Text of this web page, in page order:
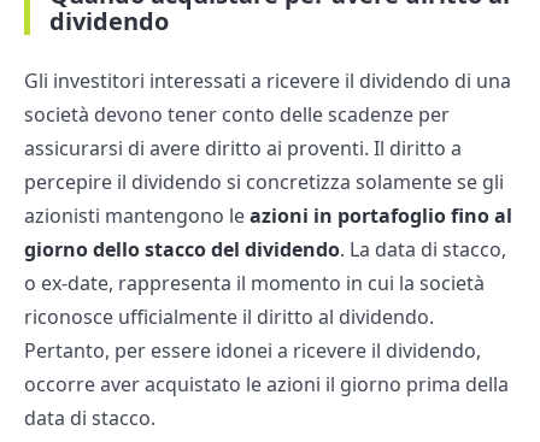
dividendo
Gli investitori interessati a ricevere il dividendo di una
società devono tener conto delle scadenze per
assicurarsi di avere diritto ai proventi. Il diritto a
percepire il dividendo si concretizza solamente se gli
azionisti mantengono leazioni in portafoglio fino al
giorno dello stacco del dividendo. La data di stacco,
o ex-date, rappresenta il momento in cui la società
riconosce ufficialmente il diritto al dividendo.
Pertanto, per essere idonei a ricevere il dividendo,
occorre aver acquistato le azioni il giorno prima della
data di stacco.